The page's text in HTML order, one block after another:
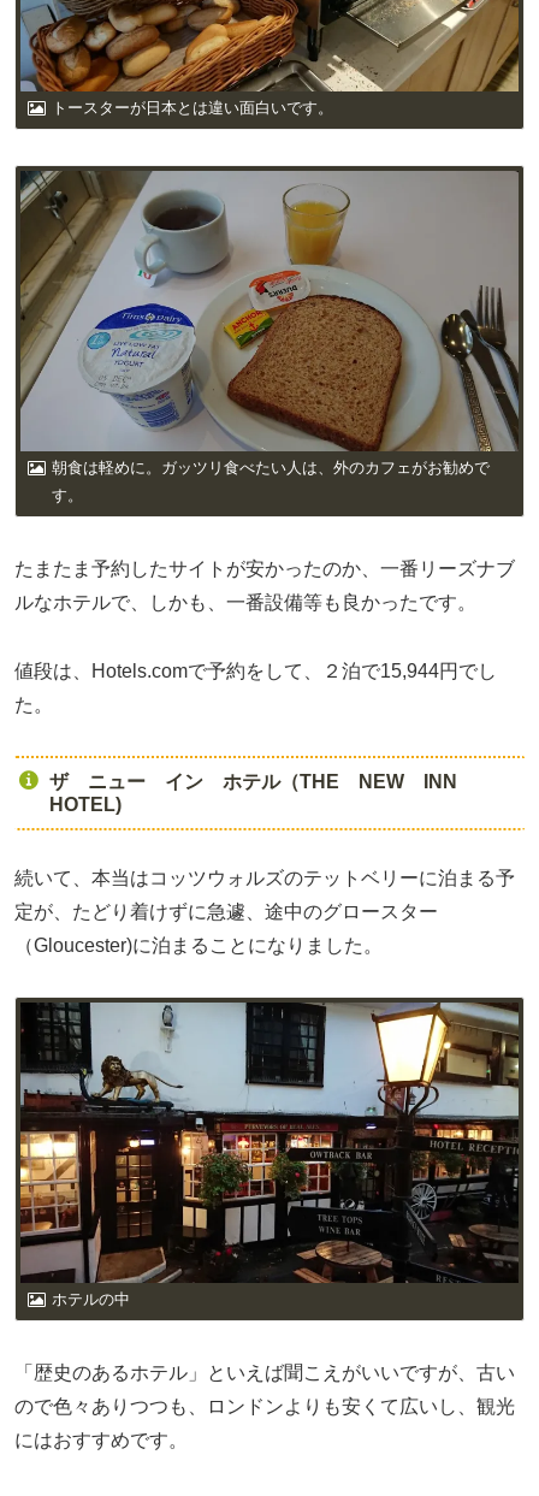
トースターが日本とは違い面白いです。
朝食は軽めに。ガッツリ食べたい人は、外のカフェがお勧めで
す。
たまたま予約したサイトが安かったのか、一番リーズナブ
ルなホテルで、しかも、一番設備等も良かったです。
値段は、Hotels.comで予約をして、２泊で15,944円でし
た。
ザ ニュー イン ホテル（THE NEW INN
HOTEL)
続いて、本当はコッツウォルズのテットベリーに泊まる予
定が、たどり着けずに急遽、途中のグロースター
（Gloucester)に泊まることになりました。
ホテルの中
「歴史のあるホテル」といえば聞こえがいいですが、古い
ので色々ありつつも、ロンドンよりも安くて広いし、観光
にはおすすめです。